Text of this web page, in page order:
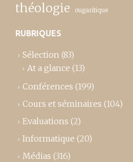
théologie ougaritique
RUBRIQUES
Sélection (83)
At a glance (13)
Conférences (199)
Cours et séminaires (104)
Evaluations (2)
Informatique (20)
Médias (316)